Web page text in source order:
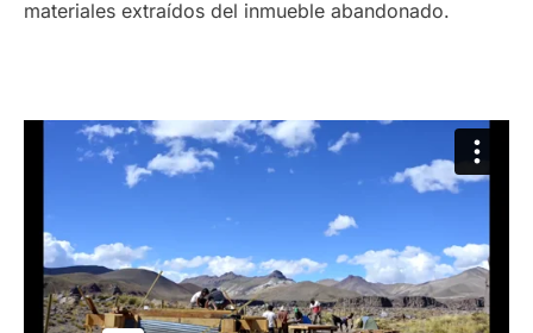
materiales extraídos del inmueble abandonado.